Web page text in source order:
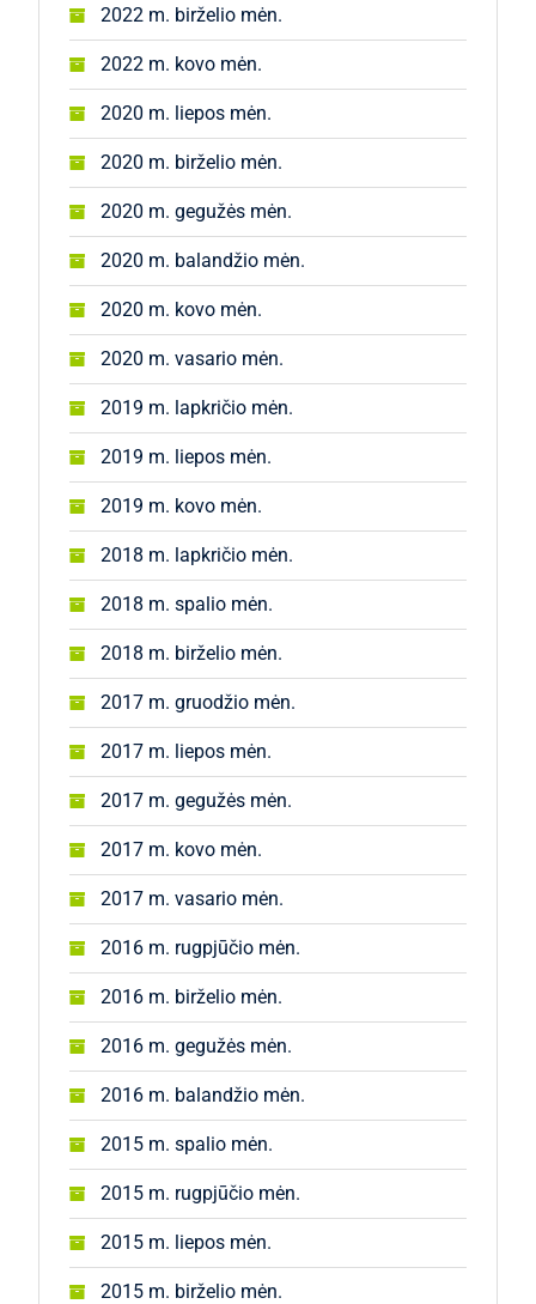
2022 m. birželio mėn.
2022 m. kovo mėn.
2020 m. liepos mėn.
2020 m. birželio mėn.
2020 m. gegužės mėn.
2020 m. balandžio mėn.
2020 m. kovo mėn.
2020 m. vasario mėn.
2019 m. lapkričio mėn.
2019 m. liepos mėn.
2019 m. kovo mėn.
2018 m. lapkričio mėn.
2018 m. spalio mėn.
2018 m. birželio mėn.
2017 m. gruodžio mėn.
2017 m. liepos mėn.
2017 m. gegužės mėn.
2017 m. kovo mėn.
2017 m. vasario mėn.
2016 m. rugpjūčio mėn.
2016 m. birželio mėn.
2016 m. gegužės mėn.
2016 m. balandžio mėn.
2015 m. spalio mėn.
2015 m. rugpjūčio mėn.
2015 m. liepos mėn.
2015 m. birželio mėn.